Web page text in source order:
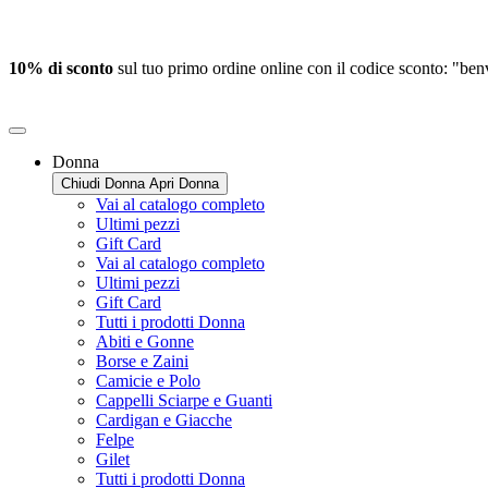
10% di sconto sul tuo primo ordine online con il codice sconto:
Donna
Chiudi Donna Apri Donna
Vai al catalogo completo
Ultimi pezzi
Gift Card
Vai al catalogo completo
Ultimi pezzi
Gift Card
Tutti i prodotti Donna
Abiti e Gonne
Borse e Zaini
Camicie e Polo
Cappelli Sciarpe e Guanti
Cardigan e Giacche
Felpe
Gilet
Tutti i prodotti Donna